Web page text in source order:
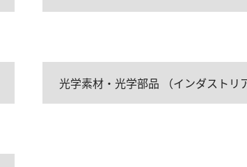
光学素材・光学部品 （インダストリ